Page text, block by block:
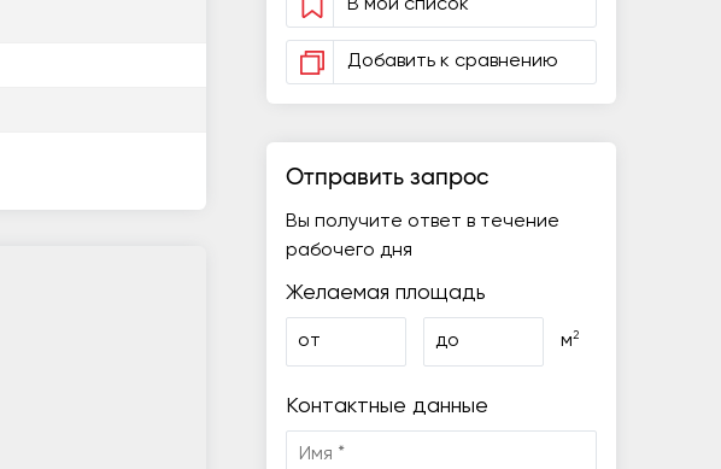
В мой список
Добавить к сравнению
Отправить запрос
Вы получите ответ в течение
рабочего дня
Желаемая площадь
от до м2
Контактные данные